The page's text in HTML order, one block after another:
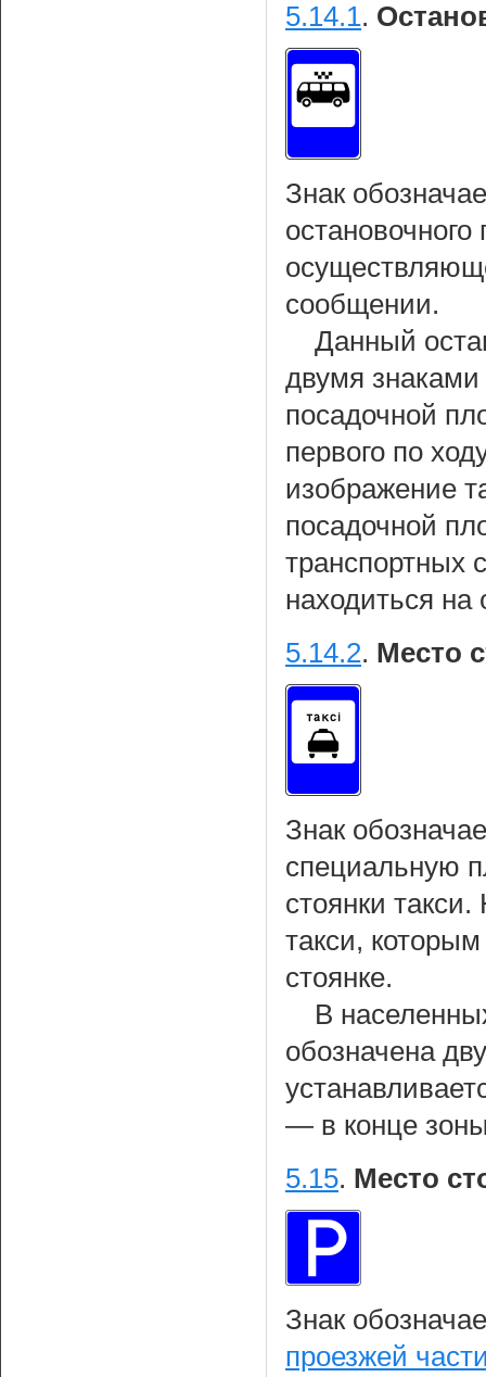
5.14.1.
Знак
остановочного
сообщении.
Данный
двумя
посадочной
первого по
изображение
посадочной
транспортных
находиться на
5.14.2. Место
Знак
специальную
стоянки
такси,
стоянке.
В
обозначена
— в конце
5.15. Место
Знак
проезжей